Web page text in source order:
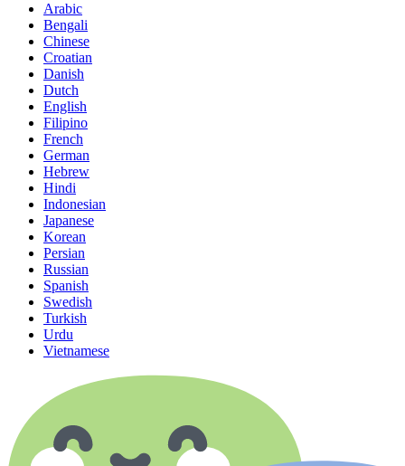
Arabic
Bengali
Chinese
Croatian
Danish
Dutch
English
Filipino
French
German
Hebrew
Hindi
Indonesian
Japanese
Korean
Persian
Russian
Spanish
Swedish
Turkish
Urdu
Vietnamese